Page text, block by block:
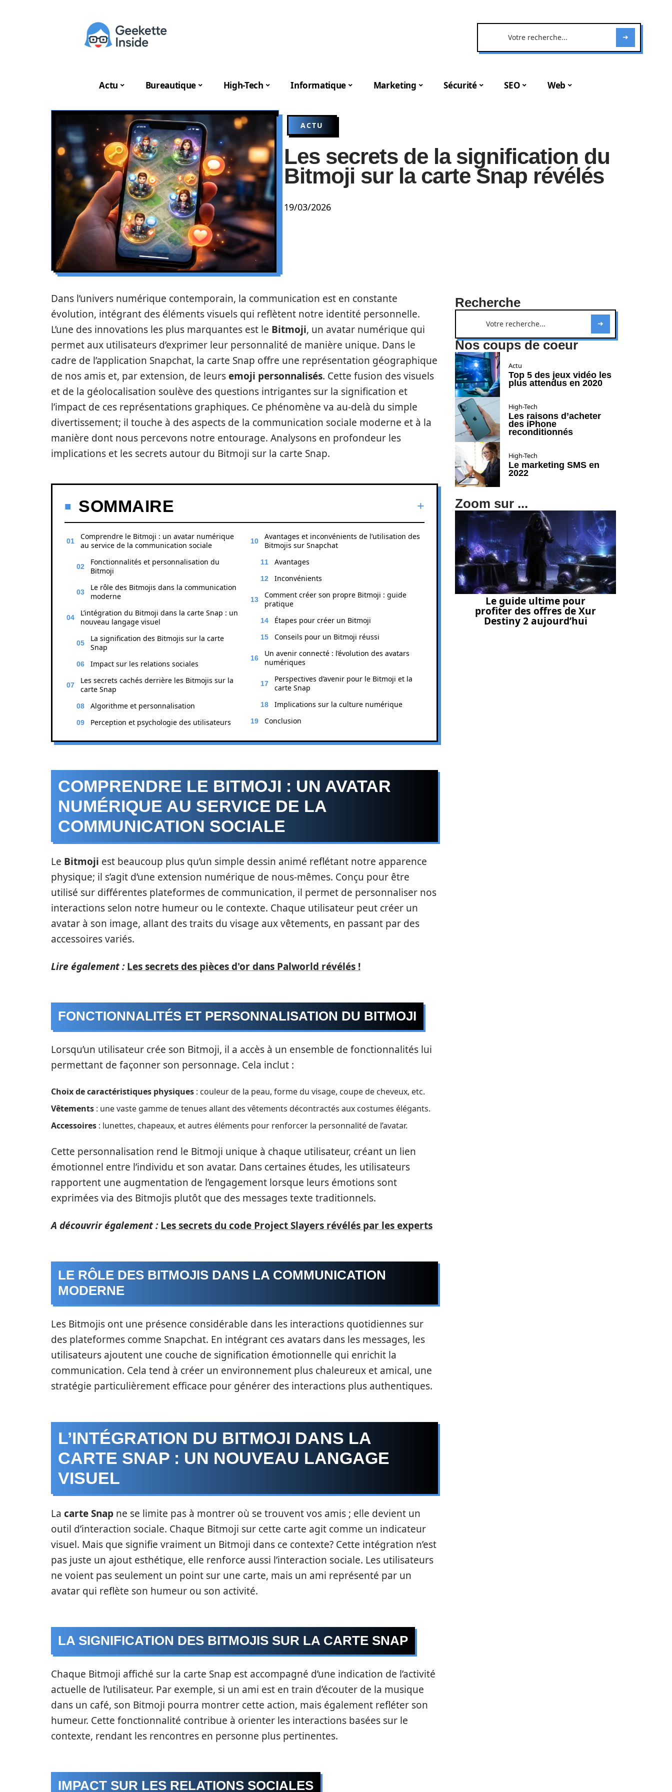
Actu Bureautique High-Tech Informatique Marketing Sécurité SEO Web
ACTU
Les secrets de la signification du
Bitmoji sur la carte Snap révélés
19/03/2026
Dans l’univers numérique contemporain, la communication est en constante
évolution, intégrant des éléments visuels qui reflètent notre identité personnelle.
L’une des innovations les plus marquantes est le Bitmoji, un avatar numérique qui
permet aux utilisateurs d’exprimer leur personnalité de manière unique. Dans le
cadre de l’application Snapchat, la carte Snap offre une représentation géographique
de nos amis et, par extension, de leursemoji personnalisés. Cette fusion des visuels
et de la géolocalisation soulève des questions intrigantes sur la signification et
l’impact de ces représentations graphiques. Ce phénomène va au-delà du simple
divertissement; il touche à des aspects de la communication sociale moderne et à la
manière dont nous percevons notre entourage. Analysons en profondeur les
implications et les secrets autour du Bitmoji sur la carte Snap.
SOMMAIRE
Comprendre le Bitmoji : un avatar numérique
au service de la communication sociale
Fonctionnalités et personnalisation du
Bitmoji
Le rôle des Bitmojis dans la communication
moderne
L’intégration du Bitmoji dans la carte Snap : un
nouveau langage visuel
La signification des Bitmojis sur la carte
Snap
Impact sur les relations sociales
Les secrets cachés derrière les Bitmojis sur la
carte Snap
Algorithme et personnalisation
Perception et psychologie des utilisateurs
Avantages et inconvénients de l’utilisation des
Bitmojis sur Snapchat
Avantages
Inconvénients
Comment créer son propre Bitmoji : guide
pratique
Étapes pour créer un Bitmoji
Conseils pour un Bitmoji réussi
Un avenir connecté : l’évolution des avatars
numériques
Perspectives d’avenir pour le Bitmoji et la
carte Snap
Implications sur la culture numérique
Conclusion
COMPRENDRE LE BITMOJI : UN AVATAR
NUMÉRIQUE AU SERVICE DE LA
COMMUNICATION SOCIALE
Le Bitmoji est beaucoup plus qu’un simple dessin animé reflétant notre apparence
physique; il s’agit d’une extension numérique de nous-mêmes. Conçu pour être
utilisé sur différentes plateformes de communication, il permet de personnaliser nos
interactions selon notre humeur ou le contexte. Chaque utilisateur peut créer un
avatar à son image, allant des traits du visage aux vêtements, en passant par des
accessoires variés.
Lire également : Les secrets des pièces d'or dans Palworld révélés !
FONCTIONNALITÉS ET PERSONNALISATION DU BITMOJI
Lorsqu’un utilisateur crée son Bitmoji, il a accès à un ensemble de fonctionnalités lui
permettant de façonner son personnage. Cela inclut :
Choix de caractéristiques physiques : couleur de la peau, forme du visage, coupe de cheveux, etc.
Vêtements : une vaste gamme de tenues allant des vêtements décontractés aux costumes élégants.
Accessoires : lunettes, chapeaux, et autres éléments pour renforcer la personnalité de l’avatar.
Cette personnalisation rend le Bitmoji unique à chaque utilisateur, créant un lien
émotionnel entre l’individu et son avatar. Dans certaines études, les utilisateurs
rapportent une augmentation de l’engagement lorsque leurs émotions sont
exprimées via des Bitmojis plutôt que des messages texte traditionnels.
A découvrir également : Les secrets du code Project Slayers révélés par les experts
LE RÔLE DES BITMOJIS DANS LA COMMUNICATION
MODERNE
Les Bitmojis ont une présence considérable dans les interactions quotidiennes sur
des plateformes comme Snapchat. En intégrant ces avatars dans les messages, les
utilisateurs ajoutent une couche de signification émotionnelle qui enrichit la
communication. Cela tend à créer un environnement plus chaleureux et amical, une
stratégie particulièrement efficace pour générer des interactions plus authentiques.
L’INTÉGRATION DU BITMOJI DANS LA
CARTE SNAP : UN NOUVEAU LANGAGE
VISUEL
La carte Snap ne se limite pas à montrer où se trouvent vos amis ; elle devient un
outil d’interaction sociale. Chaque Bitmoji sur cette carte agit comme un indicateur
visuel. Mais que signifie vraiment un Bitmoji dans ce contexte? Cette intégration n’est
pas juste un ajout esthétique, elle renforce aussi l’interaction sociale. Les utilisateurs
ne voient pas seulement un point sur une carte, mais un ami représenté par un
avatar qui reflète son humeur ou son activité.
LA SIGNIFICATION DES BITMOJIS SUR LA CARTE SNAP
Chaque Bitmoji affiché sur la carte Snap est accompagné d’une indication de l’activité
actuelle de l’utilisateur. Par exemple, si un ami est en train d’écouter de la musique
dans un café, son Bitmoji pourra montrer cette action, mais également refléter son
humeur. Cette fonctionnalité contribue à orienter les interactions basées sur le
contexte, rendant les rencontres en personne plus pertinentes.
IMPACT SUR LES RELATIONS SOCIALES
Recherche
Nos coups de coeur
Actu
Top 5 des jeux vidéo les
plus attendus en 2020
High-Tech
Les raisons d’acheter
des iPhone
reconditionnés
High-Tech
Le marketing SMS en
2022
Zoom sur ...
Le guide ultime pour
profiter des offres de Xur
Destiny 2 aujourd’hui